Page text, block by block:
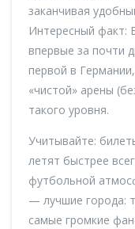
заканчивая
Интересный факт:
впервые за почти
первой в
«чистой» арены
такого уровня.
Учитывайте:
летят быстрее
футбольной
— лучшие города:
самые громкие